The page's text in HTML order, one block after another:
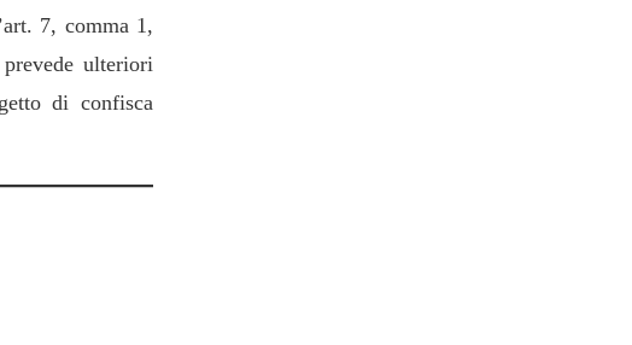
7, comma 1,
ulteriori
di confisca